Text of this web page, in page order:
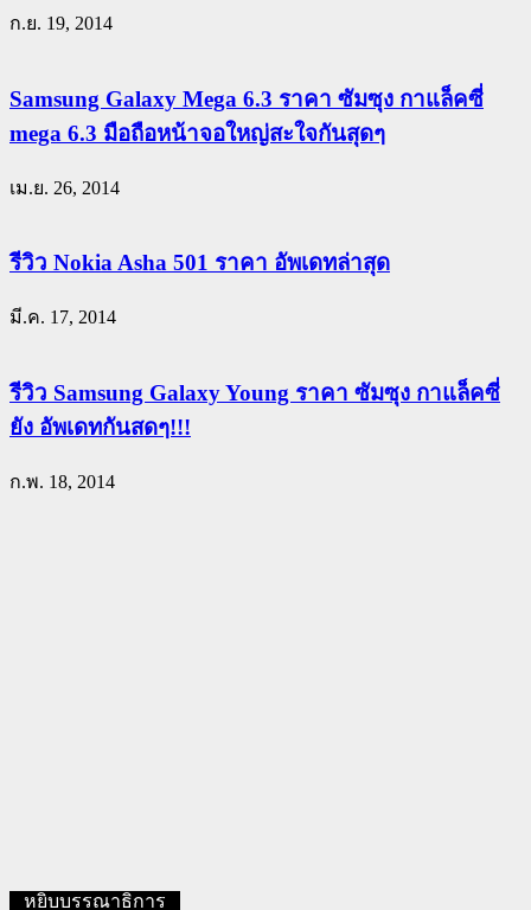
ก.ย. 19, 2014
Samsung Galaxy Mega 6.3 ราคา ซัมซุง กาแล็คซี่
mega 6.3 มือถือหน้าจอใหญ่สะใจกันสุดๆ
เม.ย. 26, 2014
รีวิว Nokia Asha 501 ราคา อัพเดทล่าสุด
มี.ค. 17, 2014
รีวิว Samsung Galaxy Young ราคา ซัมซุง กาแล็คซี่
ยัง อัพเดทกันสดๆ!!!
ก.พ. 18, 2014
หยิบบรรณาธิการ